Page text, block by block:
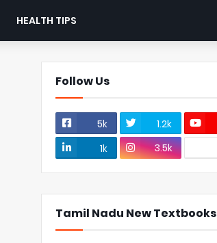
HEALTH TIPS
Follow Us
5k 1.2k
1k
3.5k
Tamil Nadu New Textbooks